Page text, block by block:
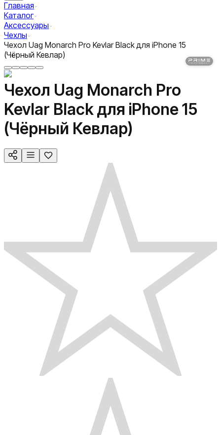
Главная
Каталог
Аксессуары
Чехлы
Чехол Uag Monarch Pro Kevlar Black для iPhone 15
(Чёрный Кевлар)
Чехол Uag Monarch Pro
Kevlar Black для iPhone 15
(Чёрный Кевлар)